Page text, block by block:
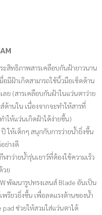
ะสิทธิภาพสารเคลือบกันฝ้ายาวนาน
อมีฝ้าเกิดสามารถใช้นิ้วมือเช็ดด้าน
ย (สารเคลือบกันฝ้าในแว่นตาว่าย
านใน เนื่องจากจะทำให้สารที่
ให้แว่นเกิดฝ้าได้ง่ายขึ้น)
ให้เด็กๆ สนุกกับการว่ายน้ำยิ่งขึ้น
ย่างดี
ว่ายน้ำรุ่นเยาว์ที่ต้องใช้ความเร็ว
วย
พัฒนารูปทรงเลนส์ Blade อันเป็น
พรียวยิ่งขึ้น เพื่อลดแรงต้านของน้ำ
ช่วยให้สวมใส่แว่นตาได้